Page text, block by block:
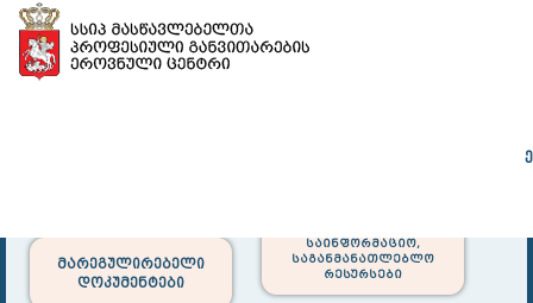
მარეგულირებელი
დოკუმენტები
საინფორმაციო,
საგანმანათლებლო
რესურსები